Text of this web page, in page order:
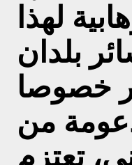
لهذا
بلدان
خصوصا
من
تعتزم